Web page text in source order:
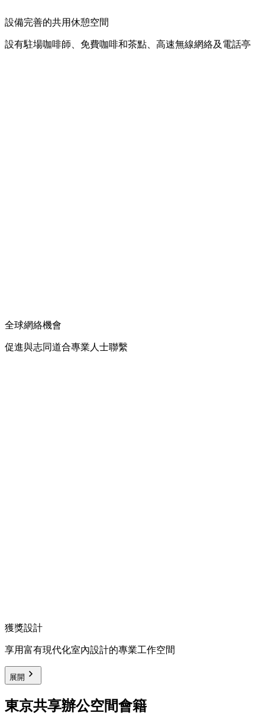
設備完善的共用休憩空間
設有駐場咖啡師、免費咖啡和茶點、高速無線網絡及電話亭
全球網絡機會
促進與志同道合專業人士聯繫
獲獎設計
享用富有現代化室內設計的專業工作空間
展開
東京共享辦公空間會籍